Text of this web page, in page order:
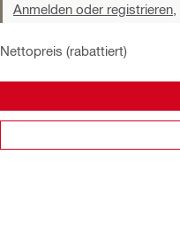
Anmelden oder registrieren,
Nettopreis (rabattiert)